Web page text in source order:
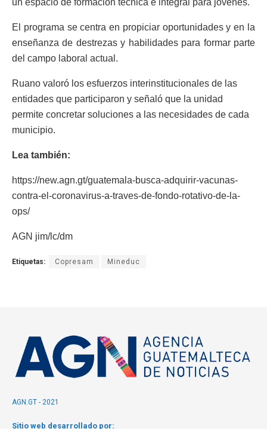
un espacio de formación técnica e integral para jóvenes.
El programa se centra en propiciar oportunidades y en la
enseñanza de destrezas y habilidades para formar parte
del campo laboral actual.
Ruano valoró los esfuerzos interinstitucionales de las
entidades que participaron y señaló que la unidad
permite concretar soluciones a las necesidades de cada
municipio.
Lea también:
https://new.agn.gt/guatemala-busca-adquirir-vacunas-
contra-el-coronavirus-a-traves-de-fondo-rotativo-de-la-
ops/
AGN jim/lc/dm
Etiquetas: Copresam Mineduc
AGN.GT - 2021
Sitio web desarrollado por: